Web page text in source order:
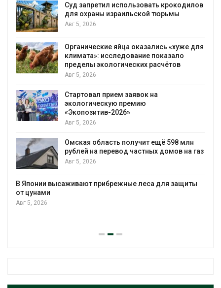
Суд запретил использовать крокодилов
для охраны израильской тюрьмы
Авг 5, 2026
Органические яйца оказались «хуже для
климата»: исследование показало
пределы экологических расчётов
Авг 5, 2026
Стартовал прием заявок на
экологическую премию
«Экопозитив-2026»
Авг 5, 2026
Омская область получит ещё 598 млн
рублей на перевод частных домов на газ
Авг 5, 2026
В Японии высаживают прибрежные леса для защиты
от цунами
Авг 5, 2026